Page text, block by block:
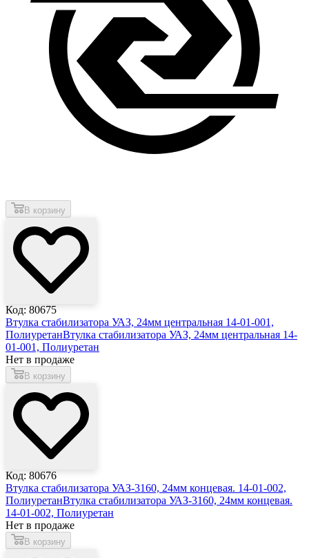
В корзину
Код: 80675
Втулка стабилизатора УАЗ, 24мм центральная 14-01-001,
ПолиуретанВтулка стабилизатора УАЗ, 24мм центральная 14-
01-001, Полиуретан
Нет в продаже
В корзину
Код: 80676
Втулка стабилизатора УАЗ-3160, 24мм концевая. 14-01-002,
ПолиуретанВтулка стабилизатора УАЗ-3160, 24мм концевая.
14-01-002, Полиуретан
Нет в продаже
В корзину